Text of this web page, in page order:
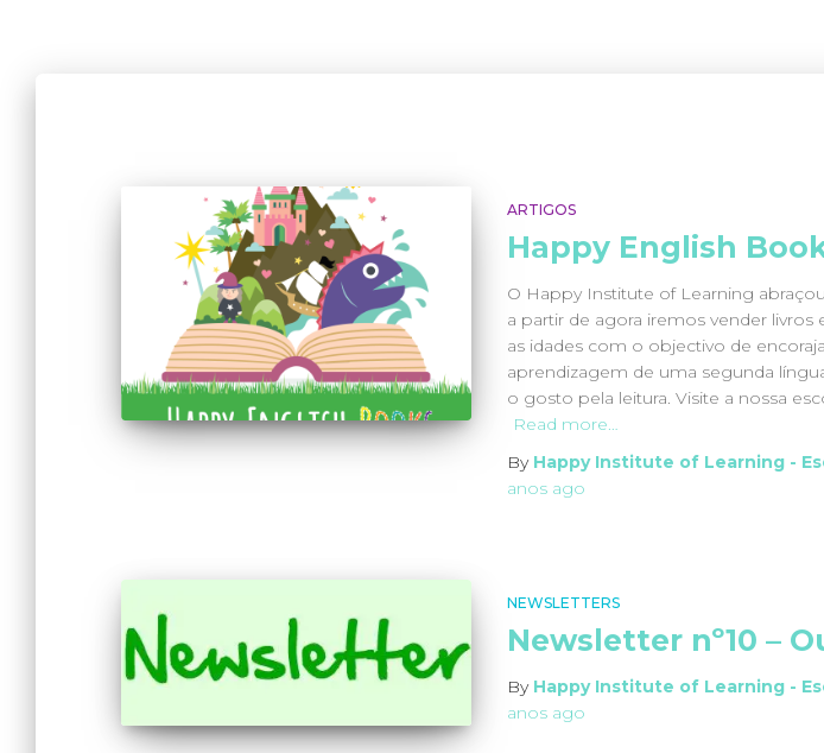
ARTIGOS
Happy English
O Happy Institute of Learning
a partir de agora iremos vender livros
as idades com o objectivo de
aprendizagem de uma segunda
o gosto pela leitura. Visite a nossa
Read more…
By Happy Institute of Learning -
anos ago
NEWSLETTERS
Newsletter nº10 –
By Happy Institute of Learning -
anos ago